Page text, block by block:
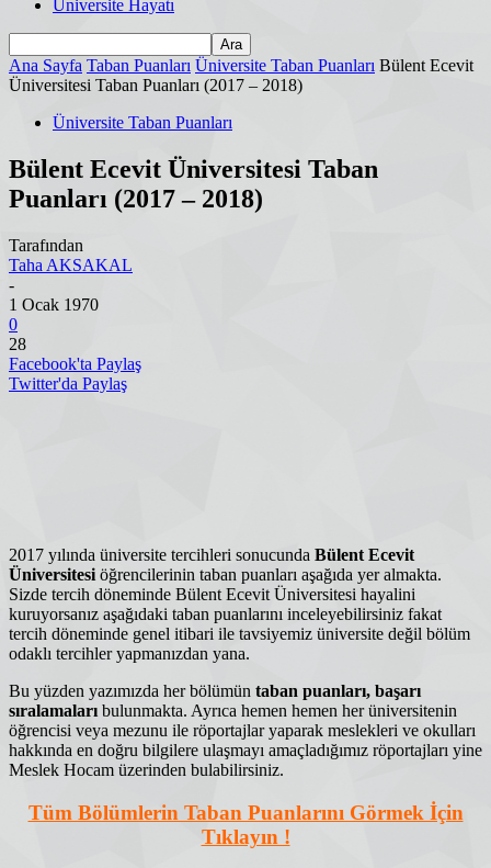
Üniversite Hayatı
Ana Sayfa Taban Puanları Üniversite Taban Puanları Bülent Ecevit
Üniversitesi Taban Puanları (2017 – 2018)
Üniversite Taban Puanları
Bülent Ecevit Üniversitesi Taban
Puanları (2017 – 2018)
Tarafından
Taha AKSAKAL
-
1 Ocak 1970
0
28
Facebook'ta Paylaş
Twitter'da Paylaş
2017 yılında üniversite tercihleri sonucunda Bülent Ecevit
Üniversitesi öğrencilerinin taban puanları aşağıda yer almakta.
Sizde tercih döneminde Bülent Ecevit Üniversitesi hayalini
kuruyorsanız aşağıdaki taban puanlarını inceleyebilirsiniz fakat
tercih döneminde genel itibari ile tavsiyemiz üniversite değil bölüm
odaklı tercihler yapmanızdan yana.
Bu yüzden yazımızda her bölümün taban puanları, başarı
sıralamaları bulunmakta. Ayrıca hemen hemen her üniversitenin
öğrencisi veya mezunu ile röportajlar yaparak meslekleri ve okulları
hakkında en doğru bilgilere ulaşmayı amaçladığımız röportajları yine
Meslek Hocam üzerinden bulabilirsiniz.
Tüm Bölümlerin Taban Puanlarını Görmek İçin
Tıklayın !